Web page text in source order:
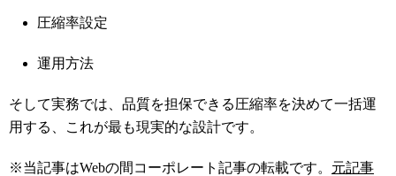
圧縮率設定
運用方法
そして実務では、品質を担保できる圧縮率を決めて一括運
用する、これが最も現実的な設計です。
※当記事はWebの間コーポレート記事の転載です。 元記事